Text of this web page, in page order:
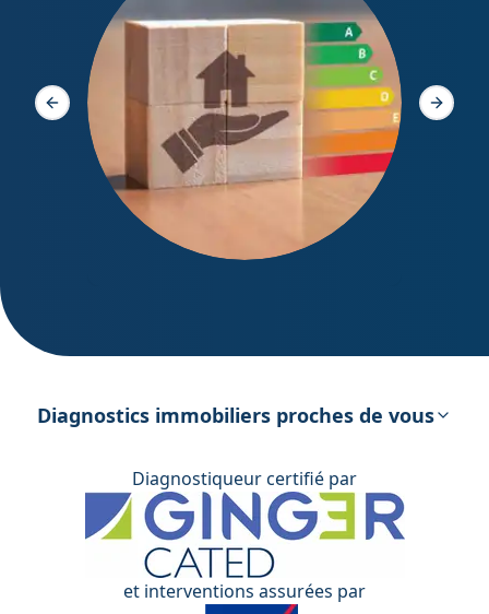
énergétique
Slide précédente Slide
Diagnostics immobiliers proches de vous
Diagnostiqueur certifié par
et interventions assurées par